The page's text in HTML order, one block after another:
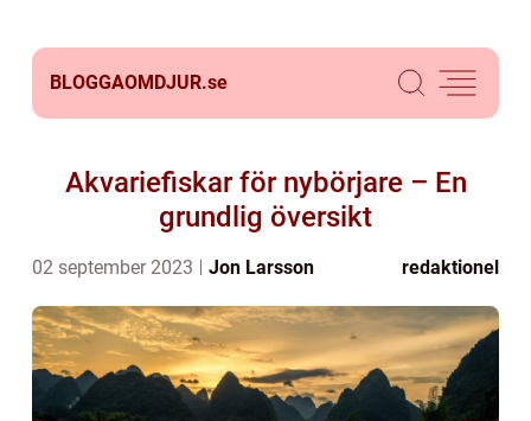
BLOGGAOMDJUR.se
Akvariefiskar för nybörjare – En
grundlig översikt
02 september 2023 Jon Larsson redaktionel